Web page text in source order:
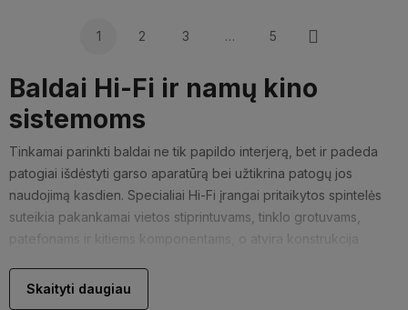
1 2 3 … 5
Tęsti
Baldai Hi-Fi ir namų kino
sistemoms
Tinkamai parinkti baldai ne tik papildo interjerą, bet ir padeda
patogiai išdėstyti garso aparatūrą bei užtikrina patogų jos
naudojimą kasdien. Specialiai Hi-Fi įrangai pritaikytos spintelės
suteikia pakankamai vietos stiprintuvams, tinklo grotuvams,
patefonams ir kitiems komponentams, o atvira konstrukcija
išvedžiojimą.
Skaityti daugiau